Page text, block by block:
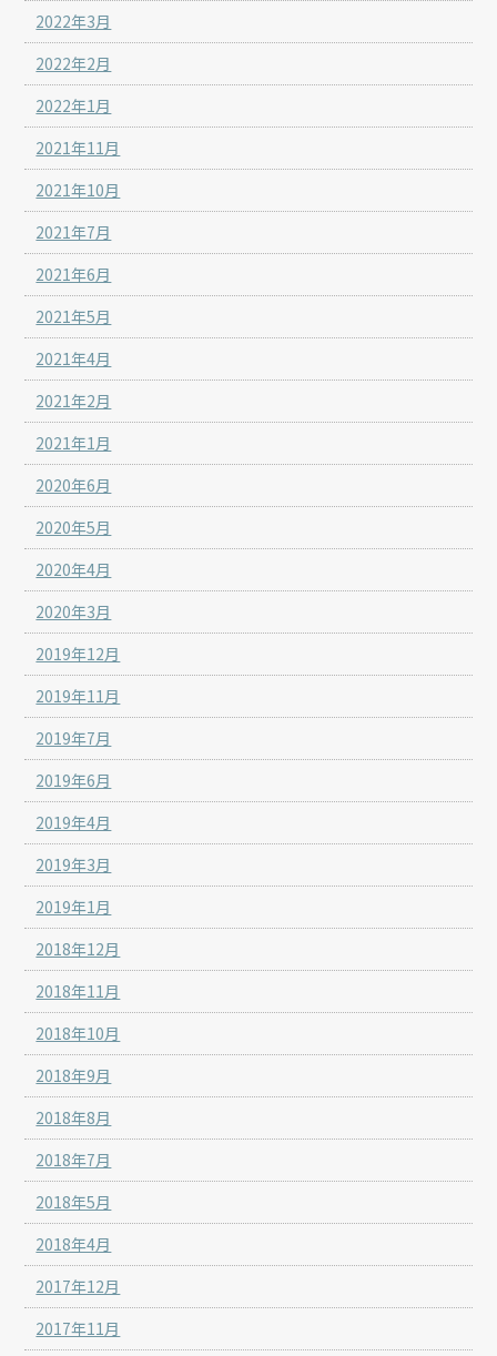
2022年3月
2022年2月
2022年1月
2021年11月
2021年10月
2021年7月
2021年6月
2021年5月
2021年4月
2021年2月
2021年1月
2020年6月
2020年5月
2020年4月
2020年3月
2019年12月
2019年11月
2019年7月
2019年6月
2019年4月
2019年3月
2019年1月
2018年12月
2018年11月
2018年10月
2018年9月
2018年8月
2018年7月
2018年5月
2018年4月
2017年12月
2017年11月